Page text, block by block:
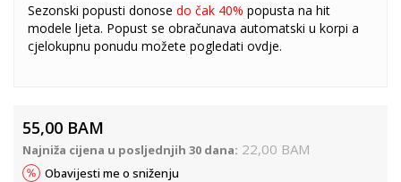
Sezonski popusti donose do čak 40% popusta na hit
modele ljeta. Popust se obračunava automatski u korpi a
cjelokupnu ponudu možete pogledati ovdje.
55,00 BAM
Najniža cijena u posljednjih 30 dana: 22,00 BAM
Obavijesti me o sniženju